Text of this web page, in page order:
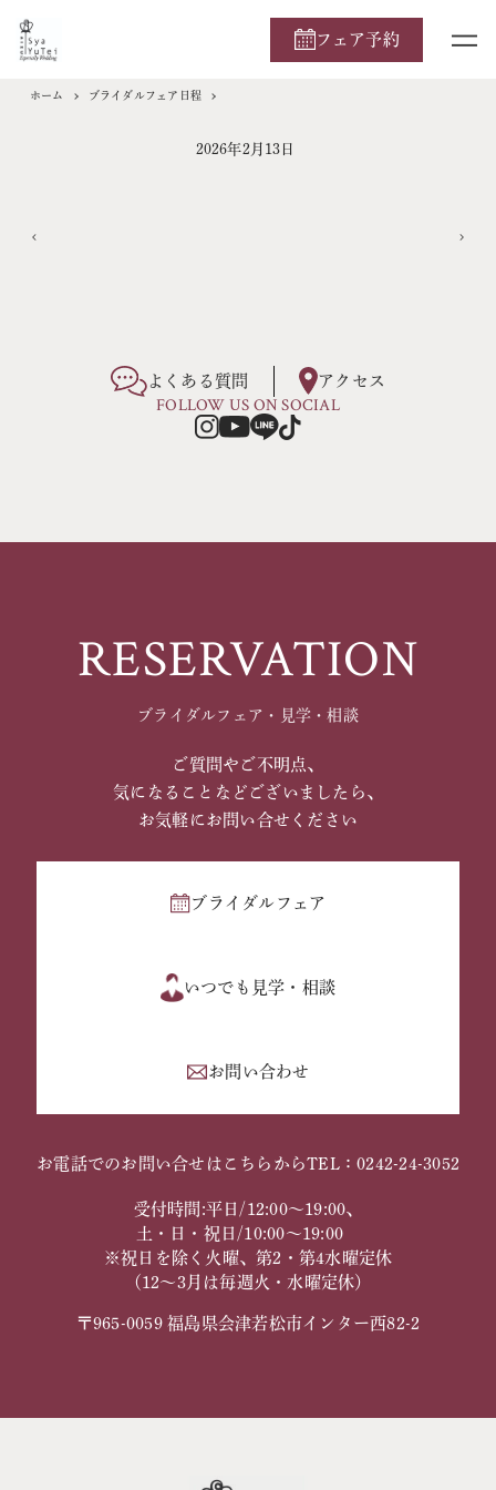
フェア予約
ホーム ブライダルフェア日程
2026年2月13日
よくある質問 アクセス
FOLLOW US ON SOCIAL
RESERVATION
ブライダルフェア・見学・相談
ご質問やご不明点、
気になることなどございましたら、
お気軽にお問い合せください
ブライダルフェア
いつでも見学・相談
お問い合わせ
お電話でのお問い合せはこちらからTEL：0242-24-3052
受付時間:平日/12:00～19:00、
土・日・祝日/10:00～19:00
※祝日を除く火曜、第2・第4水曜定休
（12～3月は毎週火・水曜定休）
〒965-0059 福島県会津若松市インター西82-2